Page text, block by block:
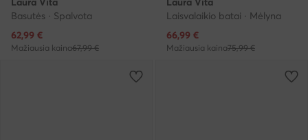
Basutės · Spalvota
Dabartinė kaina
62,99 €
Mažiausia kaina67,99 €
Laisvalaikio batai · Mėlyna
Dabartinė kaina
66,99 €
Mažiausia kaina75,99 €